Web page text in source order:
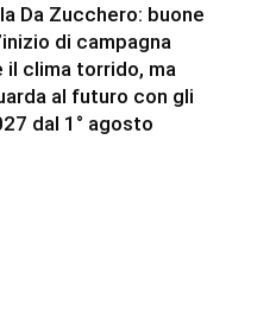
Da Zucchero: buone
di campagna
il clima torrido, ma
al futuro con gli
dal 1° agosto